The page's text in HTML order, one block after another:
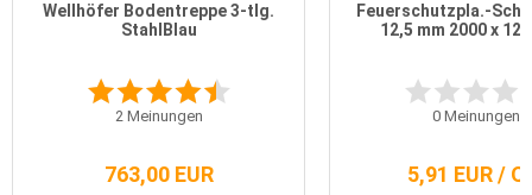
Wellhöfer Bodentreppe 3-tlg.
StahlBlau
2Meinungen
763,00 EUR
Feuerschutzpla.-
12,5 mm 2000 x
0Meinungen
5,91 EUR /